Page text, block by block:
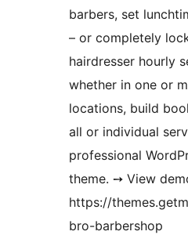
barbers, set
– or completely
hairdresser hourly
whether in one or
locations, build
all or individual
professional
theme. ➙ View
https://
bro-barbershop